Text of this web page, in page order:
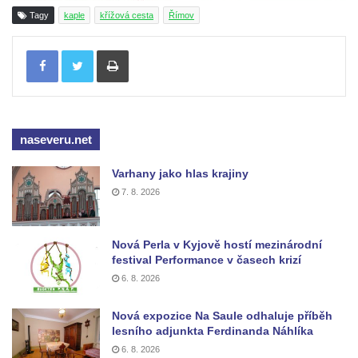
cestě na Křížovém vrchu ve Frýdlantu
Křížovém vrchu ve Frýdlantu
Kostel svatého Jakuba Většího v Sokolově
Slunečné
Kostel Jména Panny Marie v Sepekově
Kaple Stětí svatého Jana Křtitele v
Rumburku
Kostel svaté Kateřiny Alexandrijské v
Krásně
Tagy kaple křížová cesta Římov
Tisknout
naseveru.net
Varhany jako hlas krajiny
7. 8. 2026
Nová Perla v Kyjově hostí mezinárodní
festival Performance v časech krizí
6. 8. 2026
Nová expozice Na Saule odhaluje příběh
lesního adjunkta Ferdinanda Náhlíka
6. 8. 2026